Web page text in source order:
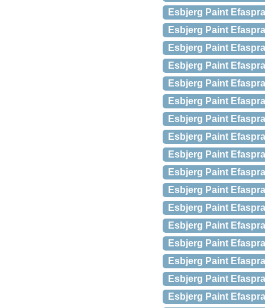
Esbjerg Paint
Esbjerg Paint
Esbjerg Paint
Esbjerg Paint
Esbjerg Paint
Esbjerg Paint
Esbjerg Paint
Esbjerg Paint
Esbjerg Paint
Esbjerg Paint
Esbjerg Paint
Esbjerg Paint
Esbjerg Paint
Esbjerg Paint
Esbjerg Paint
Esbjerg Paint
Esbjerg Paint